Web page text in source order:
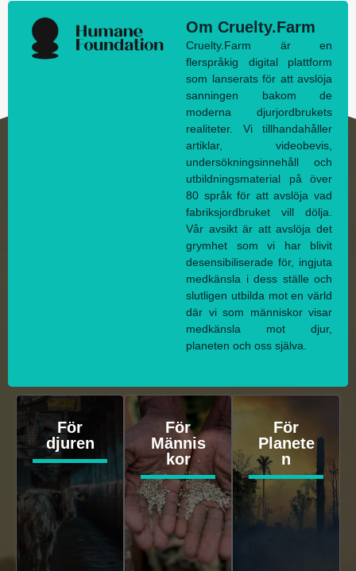
Om Cruelty.Farm
Cruelty.Farm är en
flerspråkig digital plattform
som lanserats för att avslöja
sanningen bakom de
moderna djurjordbrukets
realiteter. Vi tillhandahåller
artiklar, videobevis,
undersökningsinnehåll och
utbildningsmaterial på över
80 språk för att avslöja vad
fabriksjordbruket vill dölja.
Vår avsikt är att avslöja det
grymhet som vi har blivit
desensibiliserade för, ingjuta
medkänsla i dess ställe och
slutligen utbilda mot en värld
där vi som människor visar
medkänsla mot djur,
planeten och oss själva.
För
djuren
För
Männis
kor
För
Planete
n